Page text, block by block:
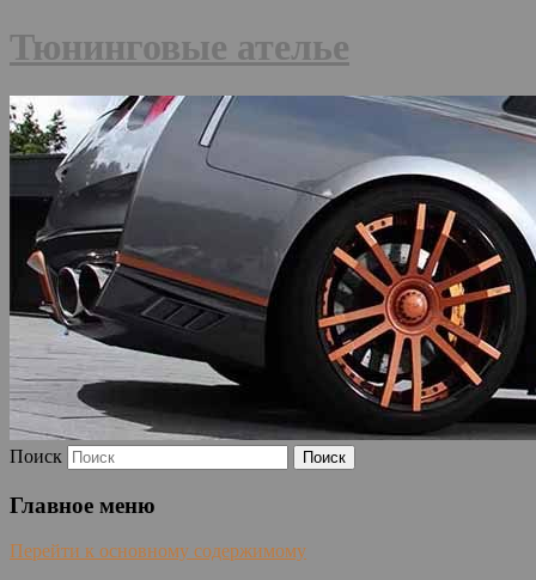
Тюнинговые ателье
Поиск
Главное меню
Перейти к основному содержимому